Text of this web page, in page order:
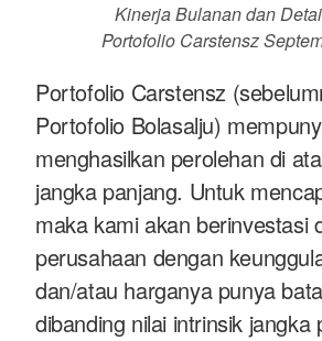
Kinerja Bulanan dan
Portofolio Carstensz
Portofolio Carstensz
Portofolio Bolasalju)
menghasilkan perolehan di
jangka panjang. Untuk
maka kami akan berinvestasi
perusahaan dengan
dan/atau harganya punya
dibanding nilai intrinsik jangka